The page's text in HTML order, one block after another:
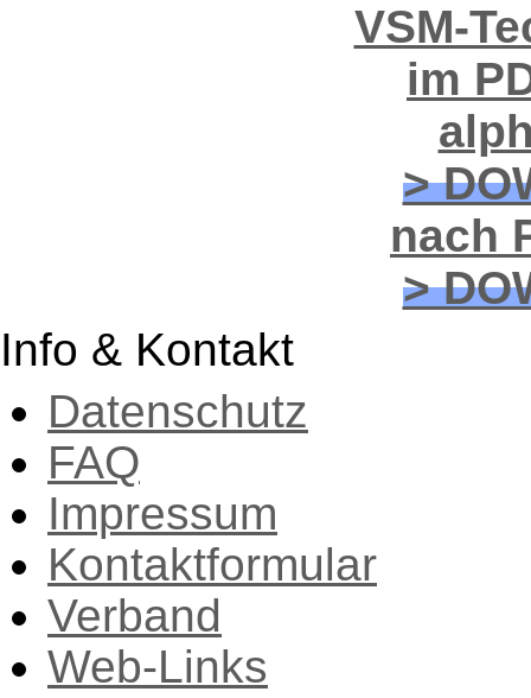
VSM-
im
>
nach
>
Info & Kontakt
Datenschutz
FAQ
Impressum
Kontaktformular
Verband
Web-Links